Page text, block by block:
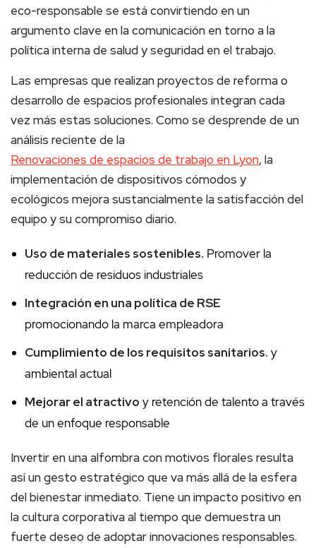
eco-responsable se está convirtiendo en un
argumento clave en la comunicación en torno a la
política interna de salud y seguridad en el trabajo.
Las empresas que realizan proyectos de reforma o
desarrollo de espacios profesionales integran cada
vez más estas soluciones. Como se desprende de un
análisis reciente de la
Renovaciones de espacios de trabajo en Lyon, la
implementación de dispositivos cómodos y
ecológicos mejora sustancialmente la satisfacción del
equipo y su compromiso diario.
Uso de materiales sostenibles. Promover la
reducción de residuos industriales
Integración en una política de RSE
promocionando la marca empleadora
Cumplimiento de los requisitos sanitarios. y
ambiental actual
Mejorar el atractivo y retención de talento a través
de un enfoque responsable
Invertir en una alfombra con motivos florales resulta
así un gesto estratégico que va más allá de la esfera
del bienestar inmediato. Tiene un impacto positivo en
la cultura corporativa al tiempo que demuestra un
fuerte deseo de adoptar innovaciones responsables.